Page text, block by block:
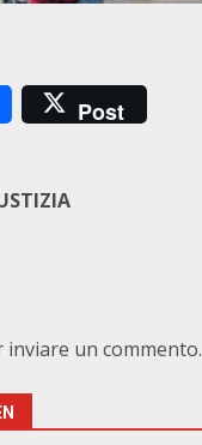
Post
inviare un commento.